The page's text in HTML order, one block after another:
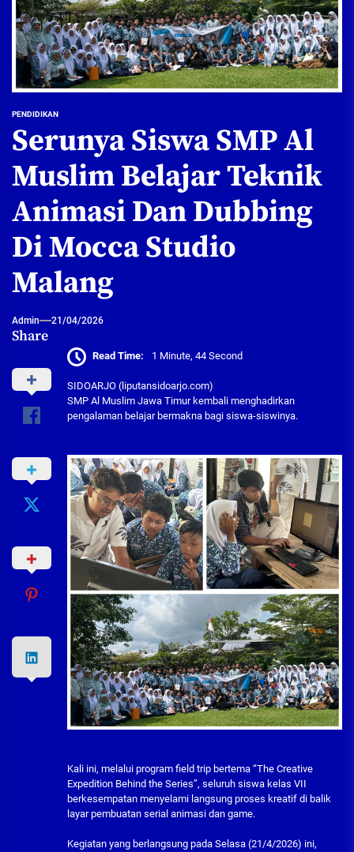
PENDIDIKAN
Serunya Siswa SMP Al
Muslim Belajar Teknik
Animasi Dan Dubbing
Di Mocca Studio
Malang
Admin 21/04/2026
Share
Read Time: 1 Minute, 44 Second
SIDOARJO (liputansidoarjo.com)
SMP Al Muslim Jawa Timur kembali menghadirkan
pengalaman belajar bermakna bagi siswa-siswinya.
Kali ini, melalui program field trip bertema “The Creative
Expedition Behind the Series”, seluruh siswa kelas VII
berkesempatan menyelami langsung proses kreatif di balik
layar pembuatan serial animasi dan game.
Kegiatan yang berlangsung pada Selasa (21/4/2026) ini,